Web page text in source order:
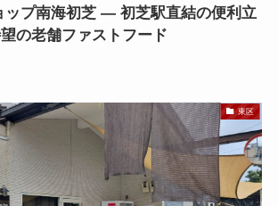
ップ南海初芝 — 初芝駅直結の便利立
の老舗ファストフード
東区